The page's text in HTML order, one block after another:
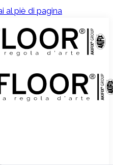
al piè di pagina